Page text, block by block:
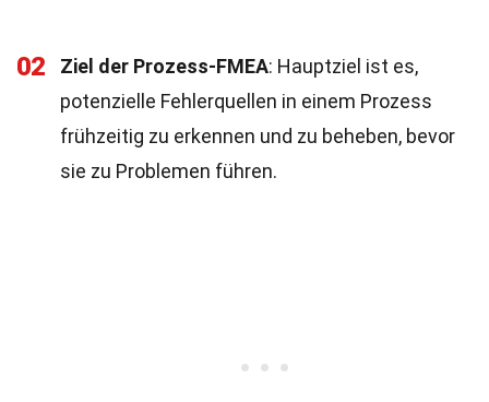
02 Ziel der Prozess-FMEA: Hauptziel ist es,
potenzielle Fehlerquellen in einem Prozess
frühzeitig zu erkennen und zu beheben, bevor
sie zu Problemen führen.